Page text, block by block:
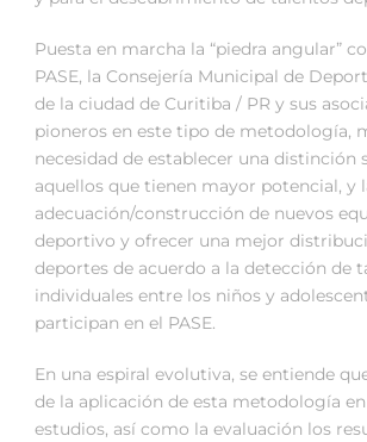
Puesta en marcha la “piedra angular”
PASE, la Consejería Municipal de
de la ciudad de Curitiba / PR y sus
pioneros en este tipo de metodología,
necesidad de establecer una distinción
aquellos que tienen mayor potencial, y
adecuación/construcción de nuevos
deportivo y ofrecer una mejor
deportes de acuerdo a la detección de
individuales entre los niños y
participan en el PASE.
En una espiral evolutiva, se entiende
de la aplicación de esta metodología
estudios, así como la evaluación los